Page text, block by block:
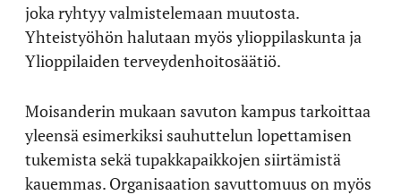
joka ryhtyy valmistelemaan muutosta.
Yhteistyöhön halutaan myös ylioppilaskunta ja
Ylioppilaiden terveydenhoitosäätiö.
Moisanderin mukaan savuton kampus tarkoittaa
yleensä esimerkiksi sauhuttelun lopettamisen
tukemista sekä tupakkapaikkojen siirtämistä
kauemmas. Organisaation savuttomuus on myös